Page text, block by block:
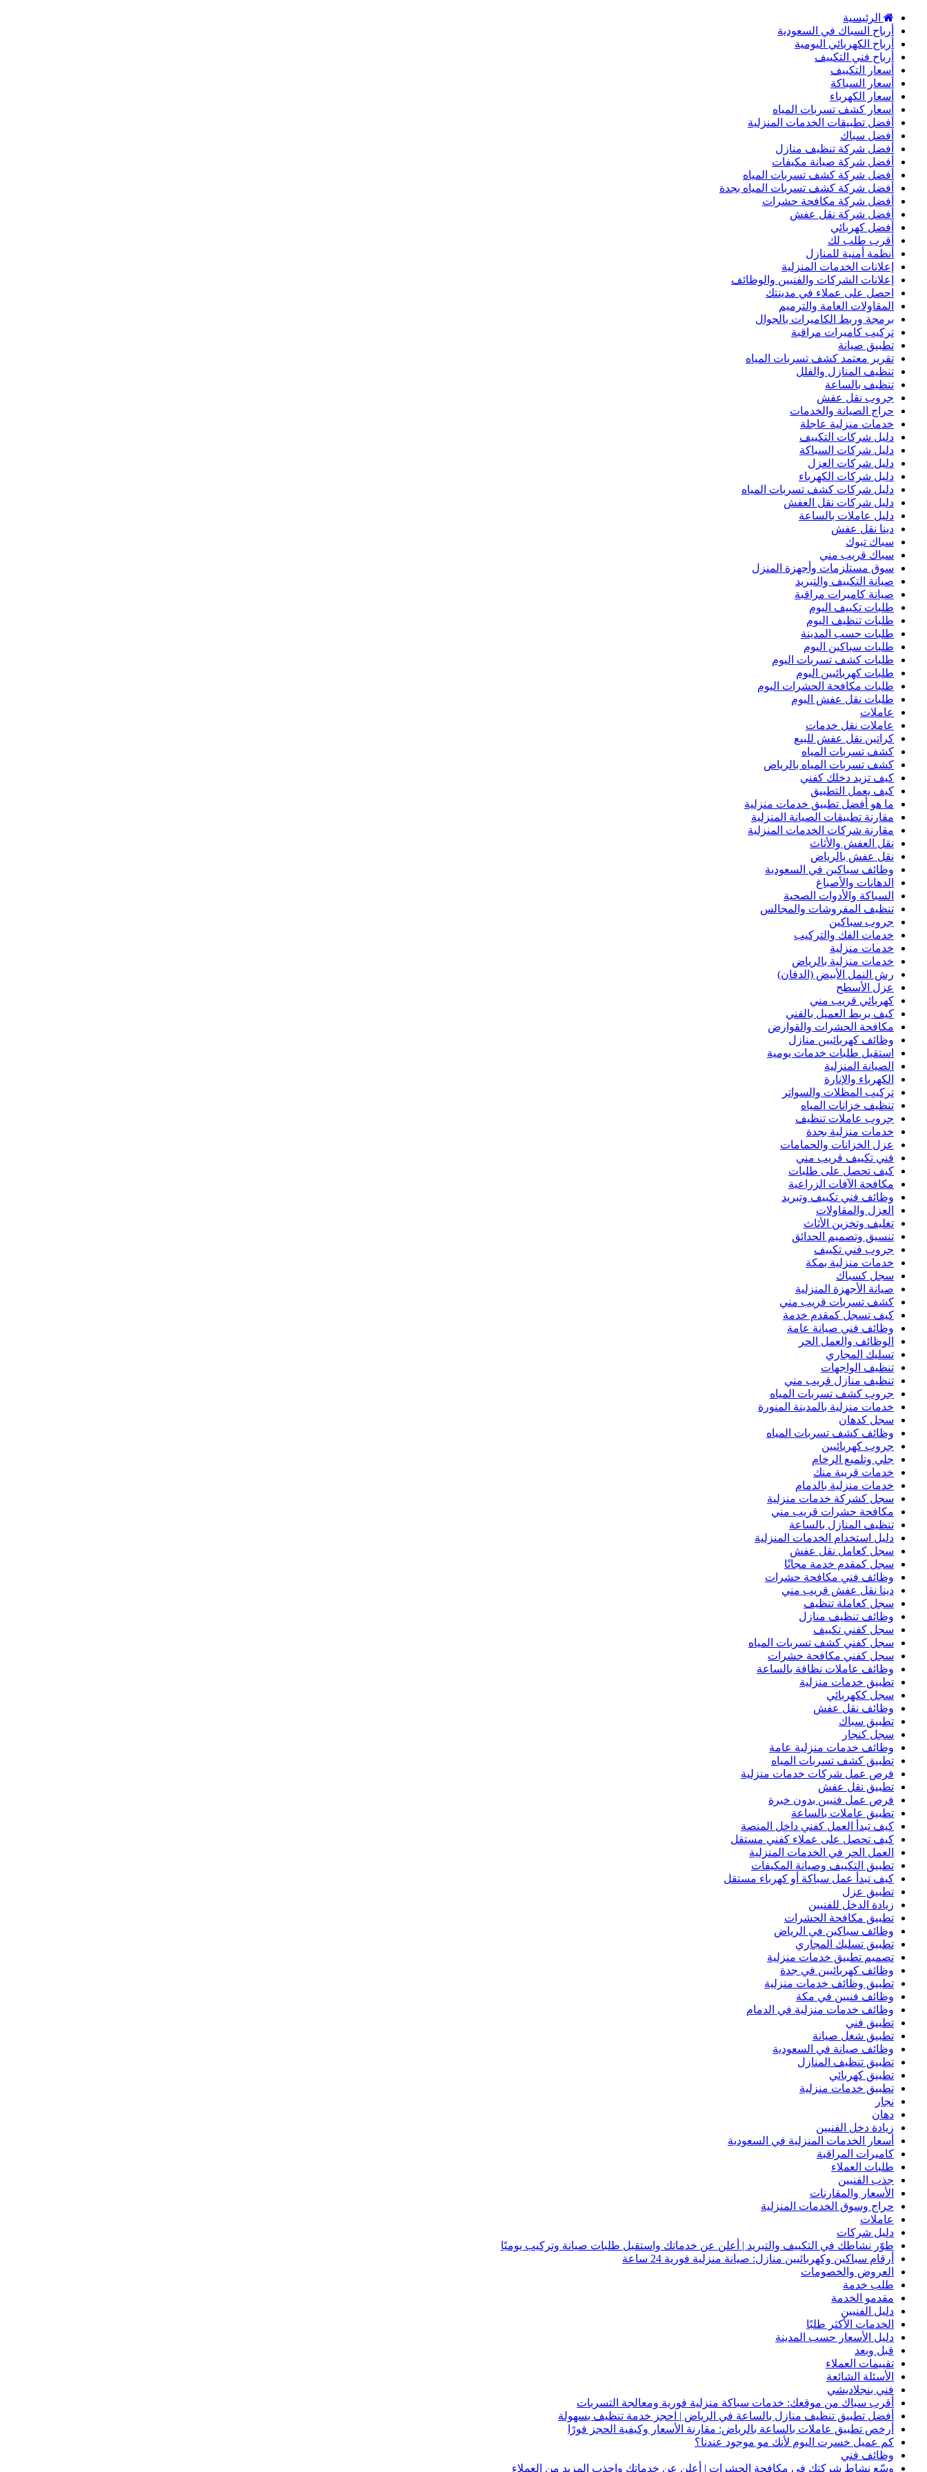
الرئيسية
أرباح السباك في السعودية
أرباح الكهربائي اليومية
أرباح فني التكييف
أسعار التكييف
أسعار السباكة
أسعار الكهرباء
أسعار كشف تسربات المياه
أفضل تطبيقات الخدمات المنزلية
أفضل سباك
أفضل شركة تنظيف منازل
أفضل شركة صيانة مكيفات
أفضل شركة كشف تسربات المياه
أفضل شركة كشف تسربات المياه بجدة
أفضل شركة مكافحة حشرات
أفضل شركة نقل عفش
أفضل كهربائي
أقرب طلب لك
أنظمة أمنية للمنازل
إعلانات الخدمات المنزلية
إعلانات الشركات والفنيين والوظائف
احصل على عملاء في مدينتك
المقاولات العامة والترميم
برمجة وربط الكاميرات بالجوال
تركيب كاميرات مراقبة
تطبيق صيانة
تقرير معتمد كشف تسربات المياه
تنظيف المنازل والفلل
تنظيف بالساعة
جروب نقل عفش
حراج الصيانة والخدمات
خدمات منزلية عاجلة
دليل شركات التكييف
دليل شركات السباكة
دليل شركات العزل
دليل شركات الكهرباء
دليل شركات كشف تسربات المياه
دليل شركات نقل العفش
دليل عاملات بالساعة
دينا نقل عفش
سباك تبوك
سباك قريب مني
سوق مستلزمات وأجهزة المنزل
صيانة التكييف والتبريد
صيانة كاميرات مراقبة
طلبات تكييف اليوم
طلبات تنظيف اليوم
طلبات حسب المدينة
طلبات سباكين اليوم
طلبات كشف تسربات اليوم
طلبات كهربائيين اليوم
طلبات مكافحة الحشرات اليوم
طلبات نقل عفش اليوم
عاملات
عاملات نقل خدمات
كراتين نقل عفش للبيع
كشف تسربات المياه
كشف تسربات المياه بالرياض
كيف تزيد دخلك كفني
كيف يعمل التطبيق
ما هو أفضل تطبيق خدمات منزلية
مقارنة تطبيقات الصيانة المنزلية
مقارنة شركات الخدمات المنزلية
نقل العفش والأثاث
نقل عفش بالرياض
وظائف سباكين في السعودية
الدهانات والأصباغ
السباكة والأدوات الصحية
تنظيف المفروشات والمجالس
جروب سباكين
خدمات الفك والتركيب
خدمات منزلية
خدمات منزلية بالرياض
رش النمل الأبيض (الدفان)
عزل الأسطح
كهربائي قريب مني
كيف يربط العميل بالفني
مكافحة الحشرات والقوارض
وظائف كهربائيين منازل
استقبل طلبات خدمات يومية
الصيانة المنزلية
الكهرباء والإنارة
تركيب المظلات والسواتر
تنظيف خزانات المياه
جروب عاملات تنظيف
خدمات منزلية بجدة
عزل الخزانات والحمامات
فني تكييف قريب مني
كيف تحصل على طلبات
مكافحة الآفات الزراعية
وظائف فني تكييف وتبريد
العزل والمقاولات
تغليف وتخزين الأثاث
تنسيق وتصميم الحدائق
جروب فني تكييف
خدمات منزلية بمكة
سجل كسباك
صيانة الأجهزة المنزلية
كشف تسربات قريب مني
كيف تسجل كمقدم خدمة
وظائف فني صيانة عامة
الوظائف والعمل الحر
تسليك المجاري
تنظيف الواجهات
تنظيف منازل قريب مني
جروب كشف تسربات المياه
خدمات منزلية بالمدينة المنورة
سجل كدهان
وظائف كشف تسربات المياه
جروب كهربائيين
جلي وتلميع الرخام
خدمات قريبة منك
خدمات منزلية بالدمام
سجل كشركة خدمات منزلية
مكافحة حشرات قريب مني
تنظيف المنازل بالساعة
دليل استخدام الخدمات المنزلية
سجل كعامل نقل عفش
سجل كمقدم خدمة مجانًا
وظائف فني مكافحة حشرات
دينا نقل عفش قريب مني
سجل كعاملة تنظيف
وظائف تنظيف منازل
سجل كفني تكييف
سجل كفني كشف تسربات المياه
سجل كفني مكافحة حشرات
وظائف عاملات نظافة بالساعة
تطبيق خدمات منزلية
سجل ككهربائي
وظائف نقل عفش
تطبيق سباك
سجل كنجار
وظائف خدمات منزلية عامة
تطبيق كشف تسربات المياه
فرص عمل شركات خدمات منزلية
تطبيق نقل عفش
فرص عمل فنيين بدون خبرة
تطبيق عاملات بالساعة
كيف تبدأ العمل كفني داخل المنصة
كيف تحصل على عملاء كفني مستقل
العمل الحر في الخدمات المنزلية
تطبيق التكييف وصيانة المكيفات
كيف تبدأ عمل سباكة أو كهرباء مستقل
تطبيق عزل
زيادة الدخل للفنيين
تطبيق مكافحة الحشرات
وظائف سباكين في الرياض
تطبيق تسليك المجاري
تصميم تطبيق خدمات منزلية
وظائف كهربائيين في جدة
تطبيق وظائف خدمات منزلية
وظائف فنيين في مكة
وظائف خدمات منزلية في الدمام
تطبيق فني
تطبيق شغل صيانة
وظائف صيانة في السعودية
تطبيق تنظيف المنازل
تطبيق كهربائي
تطبيق خدمات منزلية
نجار
دهان
زيادة دخل الفنيين
أسعار الخدمات المنزلية في السعودية
كاميرات المراقبة
طلبات العملاء
جذب الفنيين
الأسعار والمقارنات
حراج وسوق الخدمات المنزلية
عاملات
دليل شركات
طوّر نشاطك في التكييف والتبريد | أعلن عن خدماتك واستقبل طلبات صيانة وتركيب يوميًا
أرقام سباكين وكهربائيين منازل: صيانة منزلية فورية 24 ساعة
العروض والخصومات
طلب خدمة
مقدمو الخدمة
دليل الفنيين
الخدمات الأكثر طلبًا
دليل الأسعار حسب المدينة
قبل وبعد
تقييمات العملاء
الأسئلة الشائعة
فني بنجلاديشي
أقرب سباك من موقعك: خدمات سباكة منزلية فورية ومعالجة التسربات
أفضل تطبيق تنظيف منازل بالساعة في الرياض | احجز خدمة تنظيف بسهولة
أرخص تطبيق عاملات بالساعة بالرياض: مقارنة الأسعار وكيفية الحجز فورًا
كم عميل خسرت اليوم لأنك مو موجود عندنا؟
وظائف فني
وسّع نشاط شركتك في مكافحة الحشرات | أعلن عن خدماتك واجذب المزيد من العملاء